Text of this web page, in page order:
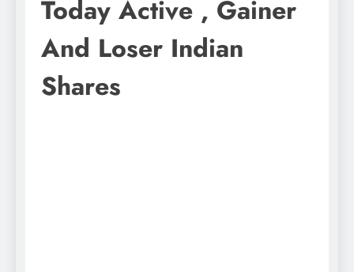
Today Active , Gainer
And Loser Indian
Shares